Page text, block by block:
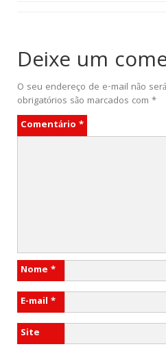
Deixe um
O seu endereço de e-mail não
obrigatórios são marcados com *
Comentário *
Nome *
E-mail *
Site